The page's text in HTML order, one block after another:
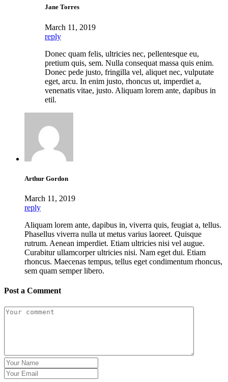
Jane Torres
March 11, 2019
reply
Donec quam felis, ultricies nec, pellentesque eu,
pretium quis, sem. Nulla consequat massa quis enim.
Donec pede justo, fringilla vel, aliquet nec, vulputate
eget, arcu. In enim justo, rhoncus ut, imperdiet a,
venenatis vitae, justo. Aliquam lorem ante, dapibus in
etil.
Arthur Gordon
March 11, 2019
reply
Aliquam lorem ante, dapibus in, viverra quis, feugiat a, tellus.
Phasellus viverra nulla ut metus varius laoreet. Quisque
rutrum. Aenean imperdiet. Etiam ultricies nisi vel augue.
Curabitur ullamcorper ultricies nisi. Nam eget dui. Etiam
rhoncus. Maecenas tempus, tellus eget condimentum rhoncus,
sem quam semper libero.
Post a Comment